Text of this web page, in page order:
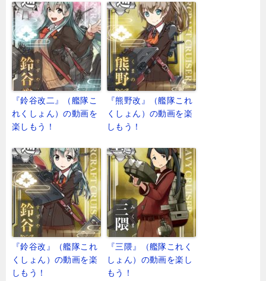
『鈴谷改二』（艦隊こ
れくしょん）の動画を
楽しもう！
『熊野改』（艦隊これ
くしょん）の動画を楽
しもう！
『鈴谷改』（艦隊これ
くしょん）の動画を楽
しもう！
『三隈』（艦隊これく
しょん）の動画を楽し
もう！